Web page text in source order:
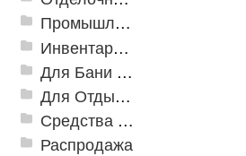
Промышленный текстиль
Инвентарь для клининга
Для Бани и Сауны
Для Отдыха и Пикника
Средства от насекомых и садовых вредителей
Распродажа